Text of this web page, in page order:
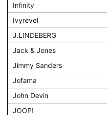
Infinity
Ivyrevel
J.LINDEBERG
Jack & Jones
Jimmy Sanders
Jofama
John Devin
JOOP!